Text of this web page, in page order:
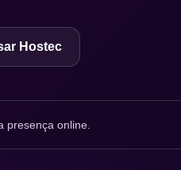
Hostec
presença online.